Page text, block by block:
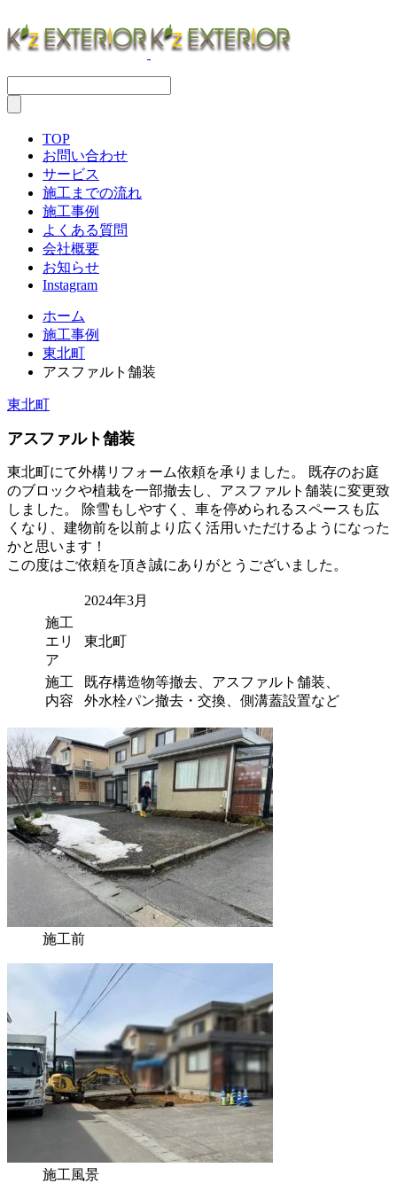
TOP
お問い合わせ
サービス
施工までの流れ
施工事例
よくある質問
会社概要
お知らせ
Instagram
ホーム
施工事例
東北町
アスファルト舗装
東北町
アスファルト舗装
東北町にて外構リフォーム依頼を承りました。 既存のお庭
のブロックや植栽を一部撤去し、アスファルト舗装に変更致
しました。 除雪もしやすく、車を停められるスペースも広
くなり、建物前を以前より広く活用いただけるようになった
かと思います！
この度はご依頼を頂き誠にありがとうございました。
2024年3月
施工
エリ
ア
東北町
施工
内容
既存構造物等撤去、アスファルト舗装、
外水栓パン撤去・交換、側溝蓋設置など
施工前
施工風景